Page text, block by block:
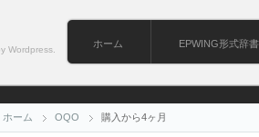
Wordpress.
ホーム EPWING形式辞書
ホーム OQO 購入から4ヶ月